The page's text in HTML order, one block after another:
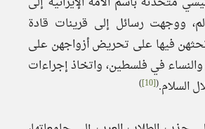
ووجهت رسائل إلى قرينات قادة
فيها على تحريض أزواجهن على
والنساء في فلسطين، واتخاذ إجراءات
السلام.(
[10]
)